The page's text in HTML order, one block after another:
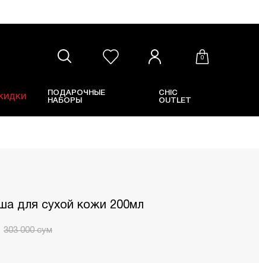
0
ПОДАРОЧНЫЕ
НАБОРЫ
CHIC
OUTLET
для сухой кожи 200мл
303 000сум